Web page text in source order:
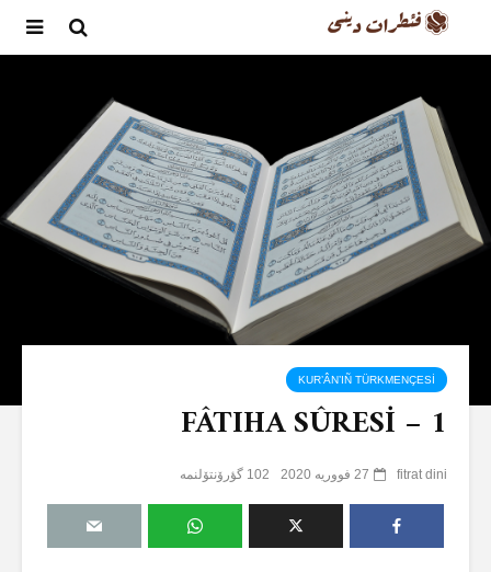
KUR’ÂN’IÑ TÜRKMENÇESİ
FÂTIHA SÛRESİ – 1
fitrat dini 27 فووریه 2020 102 گؤرۆنتۆلنمە